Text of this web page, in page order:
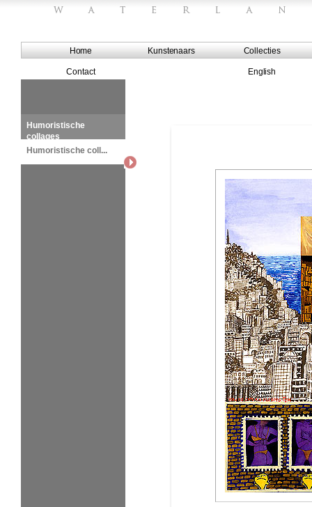
Home Kunstenaars Collecties
Contact English
Humoristische
collages
Humoristische coll...